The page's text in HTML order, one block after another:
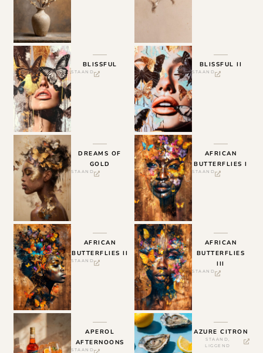
BLISSFUL
STAAND
BLISSFUL II
STAAND
DREAMS OF
GOLD
STAAND
AFRICAN
BUTTERFLIES I
STAAND
AFRICAN
BUTTERFLIES II
STAAND
AFRICAN
BUTTERFLIES
III
STAAND
APEROL
AFTERNOONS
STAAND
AZURE CITRON
STAAND
LIGGEND